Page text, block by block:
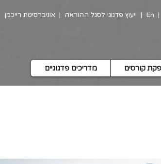
|
En
| ​​ ייעוץ פדגוגי לסגל ההוראה |אוניברסיטת רייכמן
מדריכים פדגוגיים קורסים